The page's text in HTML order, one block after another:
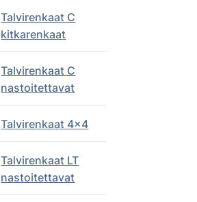
Talvirenkaat C
kitkarenkaat
Talvirenkaat C
nastoitettavat
Talvirenkaat 4x4
Talvirenkaat LT
nastoitettavat